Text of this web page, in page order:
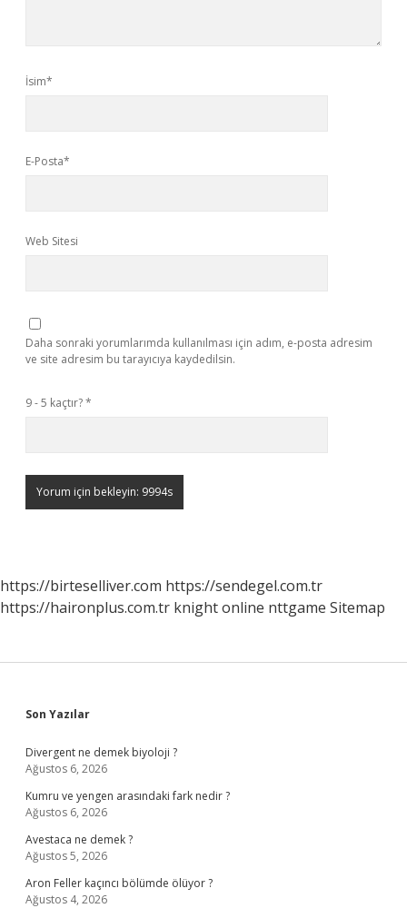
İsim*
E-Posta*
Web Sitesi
Daha sonraki yorumlarımda kullanılması için adım, e-posta adresim
ve site adresim bu tarayıcıya kaydedilsin.
9 - 5 kaçtır?*
https://birteselliver.com https://sendegel.com.tr
https://haironplus.com.tr knight online nttgame Sitemap
Sidebar
Son Yazılar
Divergent ne demek biyoloji ?
Ağustos 6, 2026
Kumru ve yengen arasındaki fark nedir ?
Ağustos 6, 2026
Avestaca ne demek ?
Ağustos 5, 2026
Aron Feller kaçıncı bölümde ölüyor ?
Ağustos 4, 2026